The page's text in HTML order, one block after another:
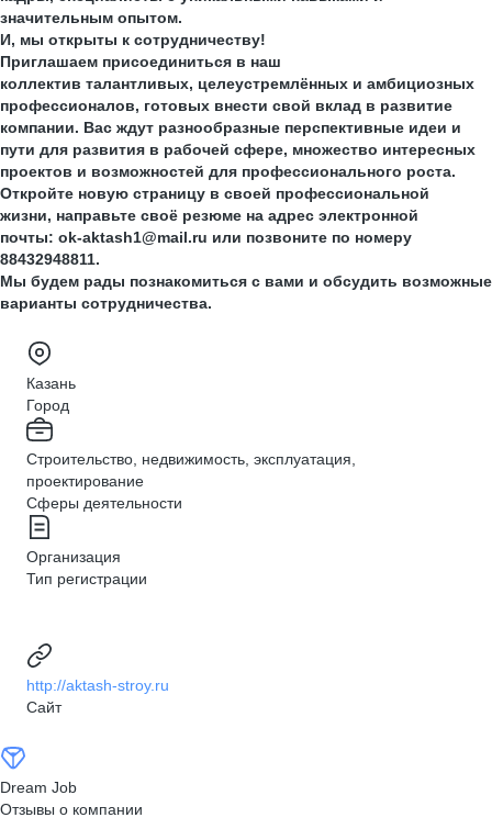
значительным опытом.
И, мы открыты к сотрудничеству!
Приглашаем присоединиться в наш
коллектив талантливых, целеустремлённых и амбициозных
профессионалов, готовых внести свой вклад в развитие
компании. Вас ждут разнообразные перспективные идеи и
пути для развития в рабочей сфере, множество интересных
проектов и возможностей для профессионального роста.
Откройте новую страницу в своей профессиональной
жизни, направьте своё резюме на адрес электронной
почты: ok-aktash1@mail.ru или позвоните по номеру
88432948811.
Мы будем рады познакомиться с вами и обсудить возможные
варианты сотрудничества.
Казань
Город
Строительство, недвижимость, эксплуатация,
проектирование
Сферы деятельности
Организация
Тип регистрации
http://aktash-stroy.ru
Сайт
Dream Job
Отзывы о компании